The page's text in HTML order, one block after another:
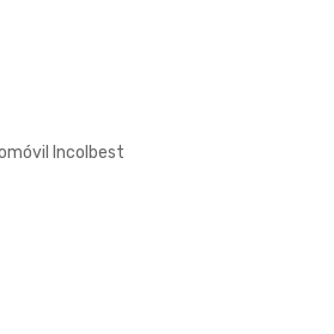
Incolbest